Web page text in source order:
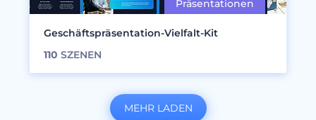
Geschäftspräsentation-Vielfalt-Kit
110 SZENEN
MEHR LADEN